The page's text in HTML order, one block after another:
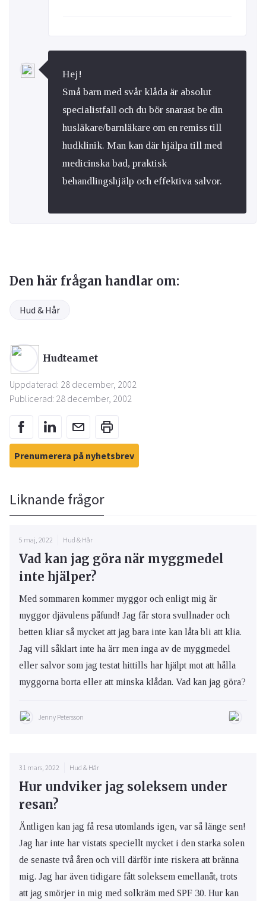
Hej!
Små barn med svår klåda är absolut
specialistfall och du bör snarast be din
husläkare/barnläkare om en remiss till
hudklinik. Man kan där hjälpa till med
medicinska bad, praktisk
behandlingshjälp och effektiva salvor.
Den här frågan handlar om:
Hud & Hår
Hudteamet
Uppdaterad: 28 december, 2002
Publicerad: 28 december, 2002
Prenumerera på nyhetsbrev
Liknande frågor
5 maj, 2022 Hud & Hår
Vad kan jag göra när myggmedel
inte hjälper?
Med sommaren kommer myggor och enligt mig är
myggor djävulens påfund! Jag får stora svullnader och
betten kliar så mycket att jag bara inte kan låta bli att klia.
Jag vill såklart inte ha ärr men inga av de myggmedel
eller salvor som jag testat hittills har hjälpt mot att hålla
myggorna borta eller att minska klådan. Vad kan jag göra?
Jenny Petersson
31 mars, 2022 Hud & Hår
Hur undviker jag soleksem under
resan?
Äntligen kan jag få resa utomlands igen, var så länge sen!
Jag har inte har vistats speciellt mycket i den starka solen
de senaste två åren och vill därför inte riskera att bränna
mig. Jag har även tidigare fått soleksem emellanåt, trots
att jag smörjer in mig med solkräm med SPF 30. Hur kan